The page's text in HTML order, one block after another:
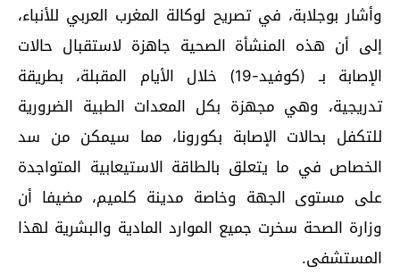
وأشار بوجلابة، في تصريح لوكالة المغرب العربي للأنباء،
إلى أن هذه المنشأة الصحية جاهزة لاستقبال حالات
الإصابة بـ (كوفيد-19) خلال الأيام المقبلة، بطريقة
تدريجية، وهي مجهزة بكل المعدات الطبية الضرورية
للتكفل بحالات الإصابة بكورونا، مما سيمكن من سد
الخصاص في ما يتعلق بالطاقة الاستيعابية المتواجدة
على مستوى الجهة وخاصة مدينة كلميم، مضيفا أن
وزارة الصحة سخرت جميع الموارد المادية والبشرية لهذا
المستشفى.